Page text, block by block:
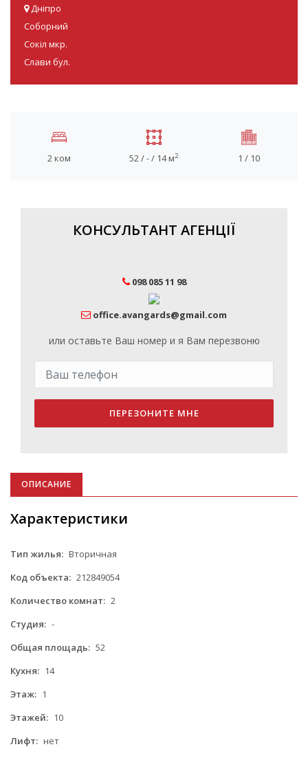
Дніпро
Соборний
Сокіл мкр.
Слави бул.
2 ком 52 / - / 14 м2 1 / 10
КОНСУЛЬТАНТ АГЕНЦІЇ
098 085 11 98
office.avangards@gmail.com
или оставьте Ваш номер и я Вам перезвоню
ПЕРЕЗОНИТЕ МНЕ
ОПИСАНИЕ
Характеристики
Тип жилья: Вторичная
Код объекта: 212849054
Количество комнат: 2
Студия: -
Общая площадь: 52
Кухня: 14
Этаж: 1
Этажей: 10
Лифт: нет